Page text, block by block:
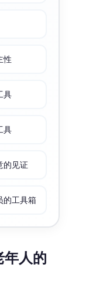
性
具
具
的见证
的工具箱
年人的